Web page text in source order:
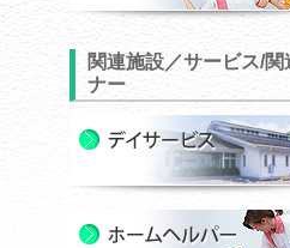
関連施設／サービス/関
ナー